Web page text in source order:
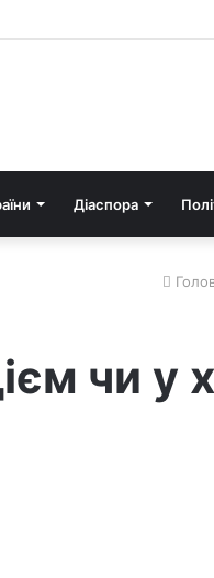
Діаспора
чи у